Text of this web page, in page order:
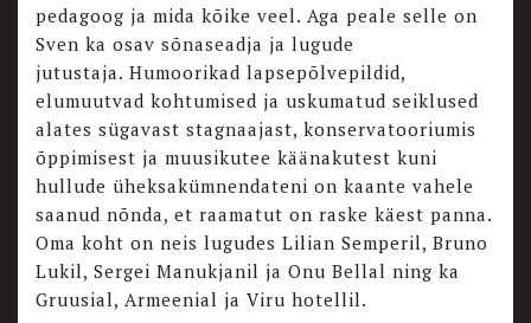
pedagoog ja mida kõike veel. Aga peale selle on
Sven ka osav sõnaseadja ja lugude
jutustaja. Humoorikad lapsepõlvepildid,
elumuutvad kohtumised ja uskumatud seiklused
alates sügavast stagnaajast, konservatooriumis
õppimisest ja muusikutee käänakutest kuni
hullude üheksakümnendateni on kaante vahele
saanud nõnda, et raamatut on raske käest panna.
Oma koht on neis lugudes Lilian Semperil, Bruno
Lukil, Sergei Manukjanil ja Onu Bellal ning ka
Gruusial, Armeenial ja Viru hotellil.